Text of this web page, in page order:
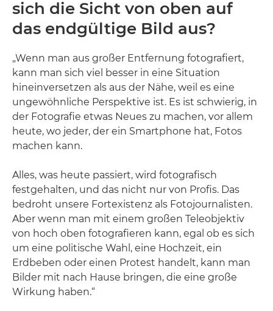
sich die Sicht von oben auf
das endgültige Bild aus?
„Wenn man aus großer Entfernung fotografiert,
kann man sich viel besser in eine Situation
hineinversetzen als aus der Nähe, weil es eine
ungewöhnliche Perspektive ist. Es ist schwierig, in
der Fotografie etwas Neues zu machen, vor allem
heute, wo jeder, der ein Smartphone hat, Fotos
machen kann.
Alles, was heute passiert, wird fotografisch
festgehalten, und das nicht nur von Profis. Das
bedroht unsere Fortexistenz als Fotojournalisten.
Aber wenn man mit einem großen Teleobjektiv
von hoch oben fotografieren kann, egal ob es sich
um eine politische Wahl, eine Hochzeit, ein
Erdbeben oder einen Protest handelt, kann man
Bilder mit nach Hause bringen, die eine große
Wirkung haben.“